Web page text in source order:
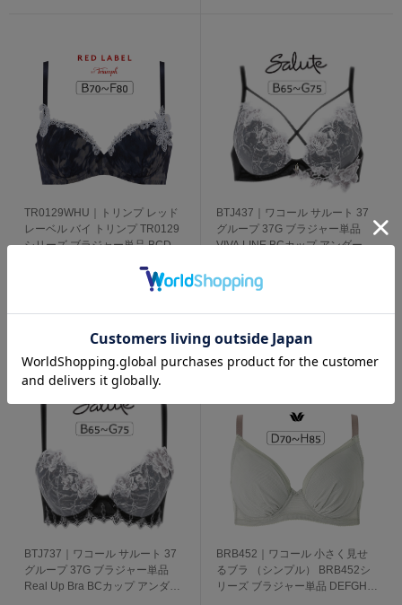
TR0129WHU｜トリンプ レッド
レーベル バイ トリンプ TR0129
シリーズ ブラジャー単品 BCDEF
BTJ437｜ワコール サルート 37
グループ 37G ブラジャー単品
VIVA LINE BCカップ アンダー
10,230
465
BTJ737｜ワコール サルート 37
グループ 37G ブラジャー単品
Real Up Bra BCカップ アンダー
BRB452｜ワコール 小さく見せ
るブラ （シンプル） BRB452シ
リーズ ブラジャー単品 DEFGHカ